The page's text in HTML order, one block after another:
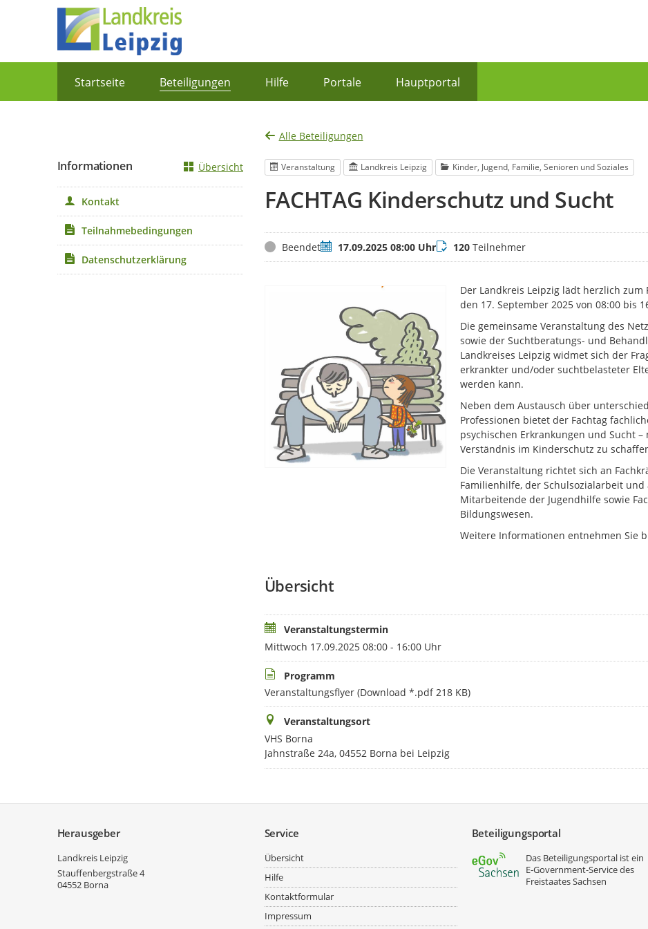
Startseite Beteiligungen Hilfe Portale Hauptportal
Alle Beteiligungen
Veranstaltung Landkreis Leipzig Kinder, Jugend, Familie, Senioren und Soziales
FACHTAG Kinderschutz und Sucht
StatusBeendetTermin17.09.2025 08:00 UhrTeilnehmer
120Teilnehmer
Der Landkreis Leipzig lädt herzlich zum
den 17. September 2025 von 08:00 bis
Die gemeinsame Veranstaltung des
sowie der Suchtberatungs- und
Landkreises Leipzig widmet sich der
erkrankter und/oder suchtbelasteter
werden kann.
Neben dem Austausch über
Professionen bietet der Fachtag
psychischen Erkrankungen und Sucht
Verständnis im Kinderschutz zu
Die Veranstaltung richtet sich an
Familienhilfe, der Schulsozialarbeit
Mitarbeitende der Jugendhilfe sowie
Bildungswesen.
Weitere Informationen entnehmen Sie
Übersicht
Veranstaltungstermin
Mittwoch 17.09.2025 08:00 - 16:00 Uhr
Programm
Veranstaltungsflyer (Download *.pdf 218 KB)
Veranstaltungsort
VHS Borna
Jahnstraße 24a, 04552 Borna bei Leipzig
Informationen Übersicht
Kontakt
Teilnahmebedingungen
Datenschutzerklärung
Herausgeber
Landkreis Leipzig
Stauffenbergstraße 4
04552 Borna
Service
Übersicht
Hilfe
Kontaktformular
Impressum
Beteiligungsportal
Das Beteiligungsportal ist ein
E‑Government-Service des
Freistaates Sachsen